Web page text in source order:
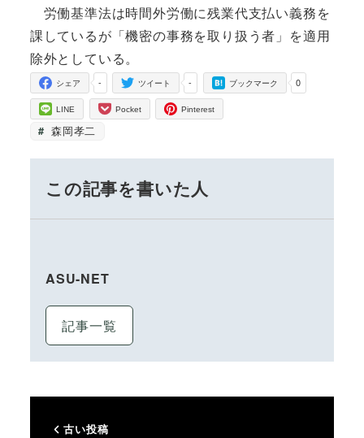
労働基準法は時間外労働に残業代支払い義務を
課しているが「機密の事務を取り扱う者」を適用
除外としている。
-
シェア -
ツイート 0
ブックマーク
LINE Pocket Pinterest
森岡孝二
この記事を書いた人
ASU-NET
記事一覧
古い投稿